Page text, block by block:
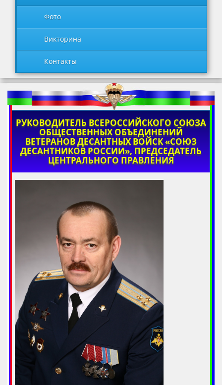
Фото
Викторина
Контакты
РУКОВОДИТЕЛЬ ВСЕРОССИЙСКОГО СОЮЗА
ОБЩЕСТВЕННЫХ ОБЪЕДИНЕНИЙ
ВЕТЕРАНОВ ДЕСАНТНЫХ ВОЙСК «СОЮЗ
ДЕСАНТНИКОВ РОССИИ», ПРЕДСЕДАТЕЛЬ
ЦЕНТРАЛЬНОГО ПРАВЛЕНИЯ